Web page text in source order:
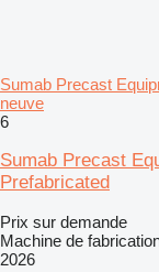
Sumab Precast
neuve
6
Sumab Precast
Prefabricated
Prix sur demande
Machine de
2026